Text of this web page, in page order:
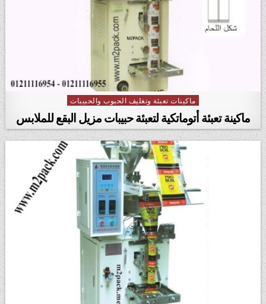
Posted in
ماكينات تعبئة وتغليف الحبوب والحبيبات
ماكينة تعبئة أتوماتكية لتعبئة حبيبات مزيل البقع للملابس